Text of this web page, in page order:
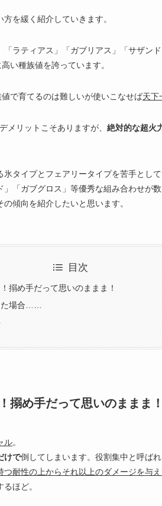
を緩く紹介していきます。
「ラティアス」「ガブリアス」「サザン
い種族値を誇っています。
で育てるのは難しいが使いこなせば天下
メリットこそありますが、 絶対的な超火
タイプとフェアリータイプを苦手とし
「ガブグロス」等優秀な組み合わせが数
傾向を紹介したいと思います。
目次
搦め手だって思いのままま！
た場合……
搦め手だって思いのままま！
ル。
けで倒してしまいます。役割集中と呼ば
耐性の上からそれ以上のダメージを与
ほど。